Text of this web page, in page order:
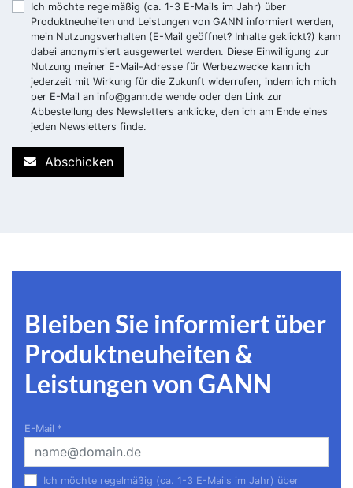
Ich möchte regelmäßig (ca. 1-3 E-Mails im Jahr) über
Produktneuheiten und Leistungen von GANN informiert werden,
mein Nutzungsverhalten (E-Mail geöffnet? Inhalte geklickt?) kann
dabei anonymisiert ausgewertet werden. Diese Einwilligung zur
Nutzung meiner E-Mail-Adresse für Werbezwecke kann ich
jederzeit mit Wirkung für die Zukunft widerrufen, indem ich mich
per E-Mail an info@gann.de wende oder den Link zur
Abbestellung des Newsletters anklicke, den ich am Ende eines
jeden Newsletters finde.
Abschicken
Bleiben Sie informiert über
Produktneuheiten &
Leistungen von GANN
E-Mail *
Ich möchte regelmäßig (ca. 1-3 E-Mails im Jahr) über